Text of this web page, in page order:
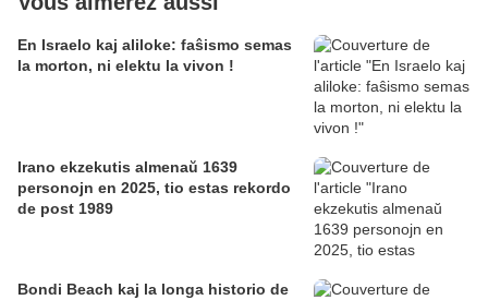
En Israelo kaj aliloke: faŝismo semas
la morton, ni elektu la vivon !
Irano ekzekutis almenaŭ 1639
personojn en 2025, tio estas rekordo
de post 1989
Bondi Beach kaj la longa historio de